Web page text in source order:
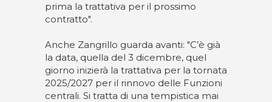
prima la trattativa per il prossimo
contratto".
Anche Zangrillo guarda avanti: "C’è già
la data, quella del 3 dicembre, quel
giorno inizierà la trattativa per la tornata
2025/2027 per il rinnovo delle Funzioni
centrali. Si tratta di una tempistica mai